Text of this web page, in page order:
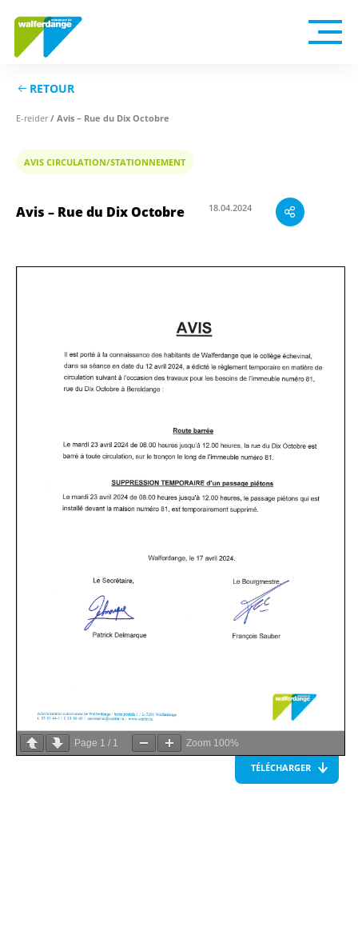
RETOUR
E-reider/ Avis – Rue du Dix Octobre
AVIS CIRCULATION/STATIONNEMENT
Avis – Rue du Dix Octobre 18.04.2024
Page 1 / 1 Zoom 100%
TÉLÉCHARGER